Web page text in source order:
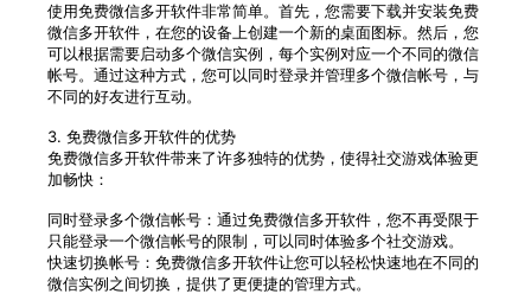
使用免费微信多开软件非常简单。首先，您需要下载并安装免费
微信多开软件，在您的设备上创建一个新的桌面图标。然后，您
可以根据需要启动多个微信实例，每个实例对应一个不同的微信
帐号。通过这种方式，您可以同时登录并管理多个微信帐号，与
不同的好友进行互动。
3. 免费微信多开软件的优势
免费微信多开软件带来了许多独特的优势，使得社交游戏体验更
加畅快：
同时登录多个微信帐号：通过免费微信多开软件，您不再受限于
只能登录一个微信帐号的限制，可以同时体验多个社交游戏。
快速切换帐号：免费微信多开软件让您可以轻松快速地在不同的
微信实例之间切换，提供了更便捷的管理方式。